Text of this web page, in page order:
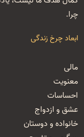
چرا.
ابعاد چرخ زندگی
مالی
معنویت
احساسات
عشق و ازدواج
خانواده و دوستان